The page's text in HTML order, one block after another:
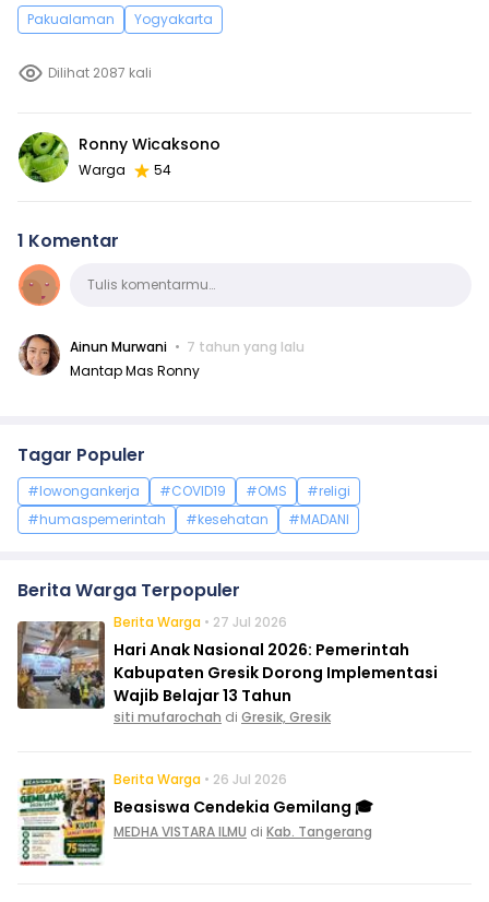
Pakualaman Yogyakarta
Dilihat 2087 kali
Ronny Wicaksono
Warga 54
1 Komentar
KomentarTulis komentarmu…
Ainun Murwani
7 tahun yang lalu
Mantap Mas Ronny
Tagar Populer
#lowongankerja #COVID19 #OMS
#religi
#humaspemerintah
#kesehatan #MADANI
Berita Warga Terpopuler
Berita Warga • 27 Jul 2026
Hari Anak Nasional 2026: Pemerintah
Kabupaten Gresik Dorong Implementasi
Wajib Belajar 13 Tahun
siti mufarochah di Gresik, Gresik
Berita Warga • 26 Jul 2026
Beasiswa Cendekia Gemilang 🎓
MEDHA VISTARA ILMU di Kab. Tangerang